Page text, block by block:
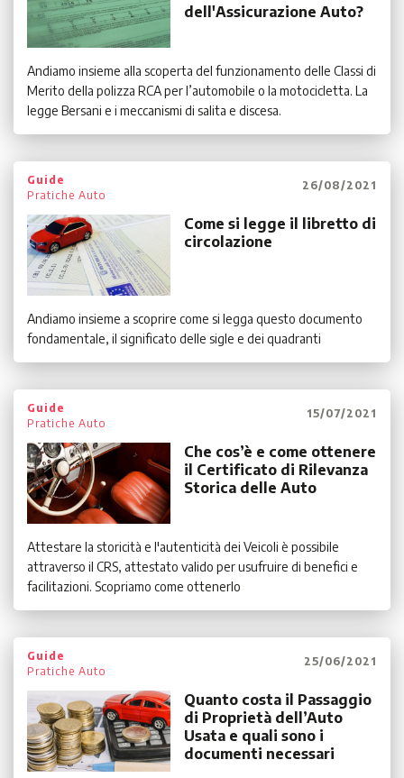
dell'Assicurazione Auto?
Andiamo insieme alla scoperta del funzionamento delle Classi di
Merito della polizza RCA per l’automobile o la motocicletta. La
legge Bersani e i meccanismi di salita e discesa.
Guide
Pratiche Auto
26/08/2021
Come si legge il libretto di
circolazione
Andiamo insieme a scoprire come si legga questo documento
fondamentale, il significato delle sigle e dei quadranti
Guide
Pratiche Auto
15/07/2021
Che cos’è e come ottenere
il Certificato di Rilevanza
Storica delle Auto
Attestare la storicità e l'autenticità dei Veicoli è possibile
attraverso il CRS, attestato valido per usufruire di benefici e
facilitazioni. Scopriamo come ottenerlo
Guide
Pratiche Auto
25/06/2021
Quanto costa il Passaggio
di Proprietà dell’Auto
Usata e quali sono i
documenti necessari